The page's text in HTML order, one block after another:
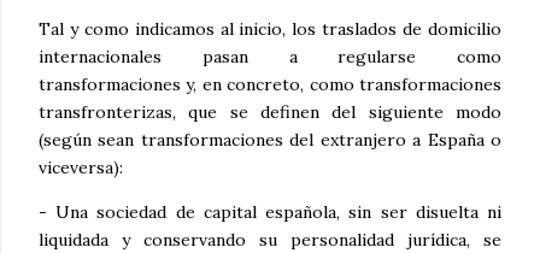
Tal y como indicamos al inicio, los traslados de domicilio
internacionales pasan a regularse como
transformaciones y, en concreto, como transformaciones
transfronterizas, que se definen del siguiente modo
(según sean transformaciones del extranjero a España o
viceversa):
- Una sociedad de capital española, sin ser disuelta ni
liquidada y conservando su personalidad jurídica, se